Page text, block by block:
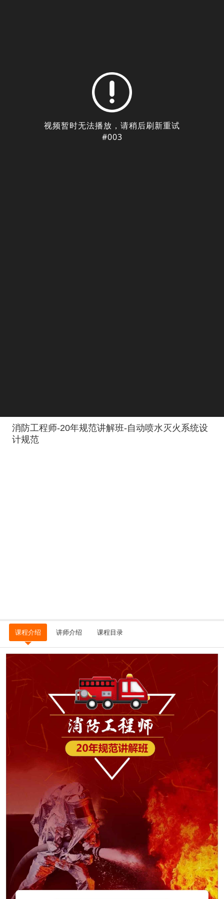
消防工程师-20年规范讲解班-自动喷水灭火系统设
计规范
课程介绍 讲师介绍 课程目录